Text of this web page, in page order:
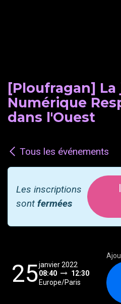
[Ploufragan]
Numérique
dans l'Ouest
Tous les événements
Les inscriptions
sont fermées
25janvier 2022
08:40
12:30
Europe/Paris